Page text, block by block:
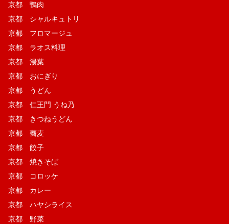
京都 鴨肉
京都 シャルキュトリ
京都 フロマージュ
京都 ラオス料理
京都 湯葉
京都 おにぎり
京都 うどん
京都 仁王門 うね乃
京都 きつねうどん
京都 蕎麦
京都 餃子
京都 焼きそば
京都 コロッケ
京都 カレー
京都 ハヤシライス
京都 野菜